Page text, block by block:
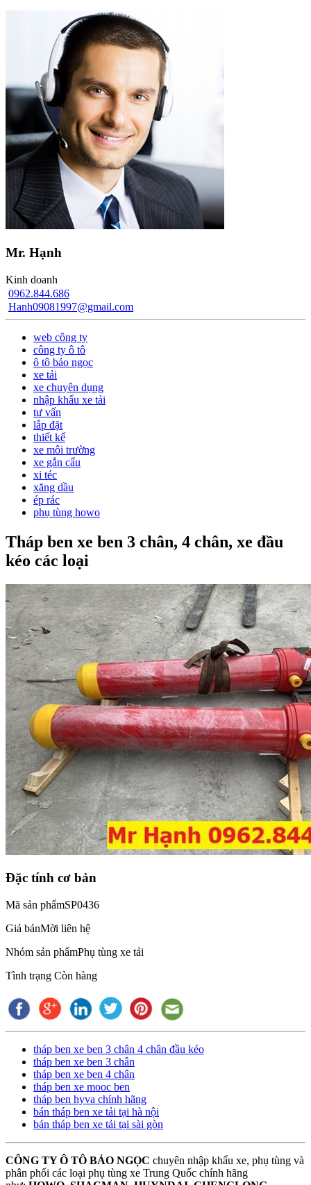
Mr. Hạnh
Kinh doanh
0962.844.686
Hanh09081997@gmail.com
web công ty
công ty ô tô
ô tô bảo ngọc
xe tải
xe chuyên dụng
nhập khẩu xe tải
tư vấn
lắp đặt
thiết kế
xe môi trường
xe gắn cẩu
xi téc
xăng dầu
ép rác
phụ tùng howo
Tháp ben xe ben 3 chân, 4 chân, xe đầu
kéo các loại
Đặc tính cơ bản
Mã sản phẩmSP0436
Giá bánMời liên hệ
Nhóm sản phẩmPhụ tùng xe tải
Tình trạng Còn hàng
tháp ben xe ben 3 chân 4 chân đầu kéo
tháp ben xe ben 3 chân
tháp ben xe ben 4 chân
tháp ben xe mooc ben
tháp ben hyva chính hãng
bán tháp ben xe tải tại hà nội
bán tháp ben xe tải tại sài gòn
CÔNG TY Ô TÔ BẢO NGỌC chuyên nhập khẩu xe, phụ tùng và
phân phối các loại phụ tùng xe Trung Quốc chính hãng